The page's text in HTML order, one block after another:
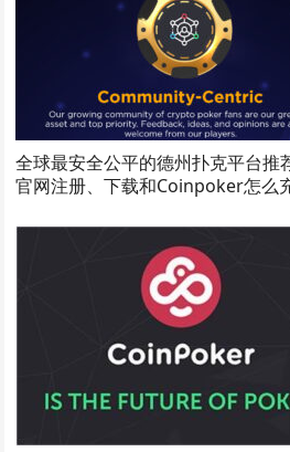
全球最安全公平的德州扑克平台
官网注册、下载和Coinpoker怎么